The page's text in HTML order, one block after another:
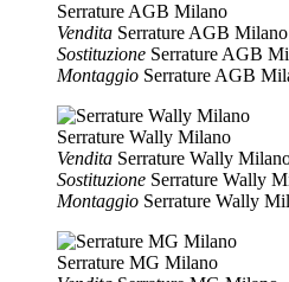
Serrature AGB Milano
Vendita Serrature AGB Milano
Sostituzione Serrature AGB
Montaggio Serrature AGB
Serrature Wally Milano
Vendita Serrature Wally
Sostituzione Serrature Wally
Montaggio Serrature Wally
Serrature MG Milano